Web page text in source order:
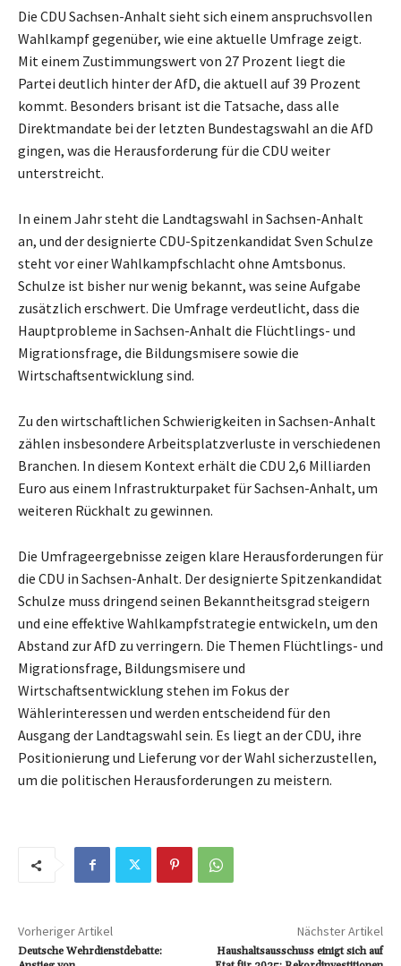
Die CDU Sachsen-Anhalt sieht sich einem anspruchsvollen
Wahlkampf gegenüber, wie eine aktuelle Umfrage zeigt.
Mit einem Zustimmungswert von 27 Prozent liegt die
Partei deutlich hinter der AfD, die aktuell auf 39 Prozent
kommt. Besonders brisant ist die Tatsache, dass alle
Direktmandate bei der letzten Bundestagswahl an die AfD
gingen, was die Herausforderung für die CDU weiter
unterstreicht.
In einem Jahr steht die Landtagswahl in Sachsen-Anhalt
an, und der designierte CDU-Spitzenkandidat Sven Schulze
steht vor einer Wahlkampfschlacht ohne Amtsbonus.
Schulze ist bisher nur wenig bekannt, was seine Aufgabe
zusätzlich erschwert. Die Umfrage verdeutlicht, dass die
Hauptprobleme in Sachsen-Anhalt die Flüchtlings- und
Migrationsfrage, die Bildungsmisere sowie die
Wirtschaftsentwicklung sind.
Zu den wirtschaftlichen Schwierigkeiten in Sachsen-Anhalt
zählen insbesondere Arbeitsplatzverluste in verschiedenen
Branchen. In diesem Kontext erhält die CDU 2,6 Milliarden
Euro aus einem Infrastrukturpaket für Sachsen-Anhalt, um
weiteren Rückhalt zu gewinnen.
Die Umfrageergebnisse zeigen klare Herausforderungen für
die CDU in Sachsen-Anhalt. Der designierte Spitzenkandidat
Schulze muss dringend seinen Bekanntheitsgrad steigern
und eine effektive Wahlkampfstrategie entwickeln, um den
Abstand zur AfD zu verringern. Die Themen Flüchtlings- und
Migrationsfrage, Bildungsmisere und
Wirtschaftsentwicklung stehen im Fokus der
Wählerinteressen und werden entscheidend für den
Ausgang der Landtagswahl sein. Es liegt an der CDU, ihre
Positionierung und Lieferung vor der Wahl sicherzustellen,
um die politischen Herausforderungen zu meistern.
Vorheriger Artikel
Deutsche Wehrdienstdebatte:
Nächster Artikel
Haushaltsausschuss einigt sich auf